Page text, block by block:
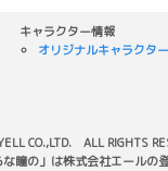
キャラクター情報
オリジナルキャラクター
CO.,LTD. ALL RIGHTS
な瞳の」は株式会社エールの